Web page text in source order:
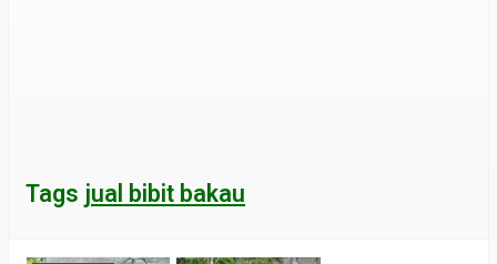
Tags jual bibit bakau